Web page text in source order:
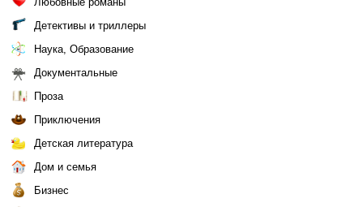
Детективы и триллеры
Наука, Образование
Документальные
Проза
Приключения
Детская литература
Дом и семья
Бизнес